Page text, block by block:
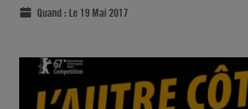
Quand : Le 19 Mai 2017